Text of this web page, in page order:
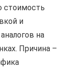
стоимость
и
на
Причина –